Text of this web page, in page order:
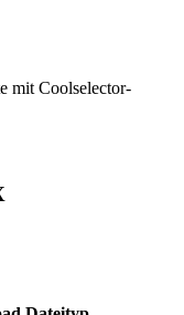
mit Coolselector-